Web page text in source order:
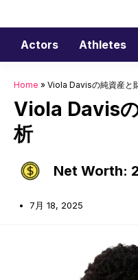
ン
ン
Actors Athletes
Home » Viola Davisの純資産と
Viola Davis
析
Net Worth:
7月 18, 2025